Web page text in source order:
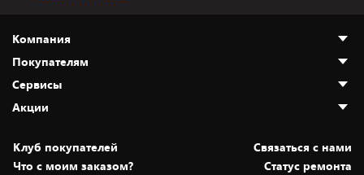
Компания
О нас
Адреса магазинов
Новости
Статьи и обзоры
Вакансии
Покупателям
Как сделать заказ
Оплата и доставка
Безналичный расчёт
Обмен и возврат товара
Сервисы
Установка техники
Для игровых консолей
Акции
Скидки и промокоды
Белорусские товары
Клуб покупателей
Cвязаться с нами
Что с моим заказом?
Статус ремонта